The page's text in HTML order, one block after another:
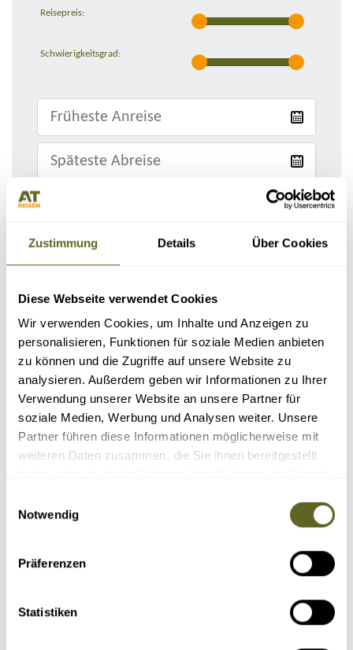
Zustimmung Details Über Cookies
Diese Webseite verwendet Cookies
Wir verwenden Cookies, um Inhalte und Anzeigen zu
personalisieren, Funktionen für soziale Medien anbieten
zu können und die Zugriffe auf unsere Website zu
analysieren. Außerdem geben wir Informationen zu Ihrer
Verwendung unserer Website an unsere Partner für
soziale Medien, Werbung und Analysen weiter. Unsere
Partner führen diese Informationen möglicherweise mit
weiteren Daten zusammen, die Sie ihnen bereitgestellt
Notwendig
Präferenzen
Statistiken
Reisepreis:
Schwierigkeitsgrad:
REISEN
Sortieren nach:
Gruppenreise /
ABENTEUER RAD – NEUSEELAND HAUTNAH